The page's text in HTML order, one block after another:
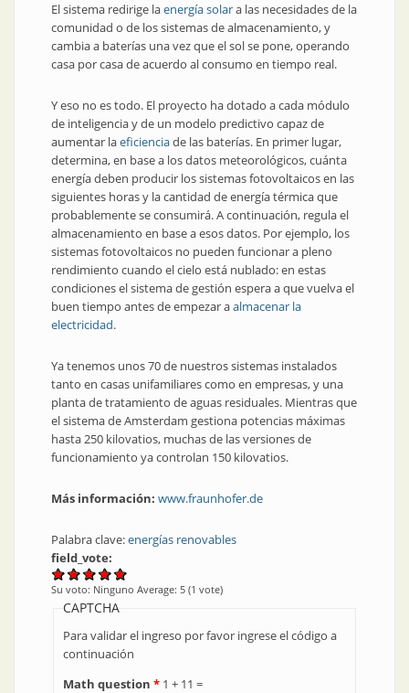
El sistema redirige laenergía solara las necesidades de la
comunidad o de los sistemas de almacenamiento, y
cambia a baterías una vez que el sol se pone, operando
casa por casa de acuerdo al consumo en tiempo real.
Y eso no es todo. El proyecto ha dotado a cada módulo
de inteligencia y de un modelo predictivo capaz de
aumentar laeficienciade las baterías. En primer lugar,
determina, en base a los datos meteorológicos, cuánta
energía deben producir los sistemas fotovoltaicos en las
siguientes horas y la cantidad de energía térmica que
probablemente se consumirá. A continuación, regula el
almacenamiento en base a esos datos. Por ejemplo, los
sistemas fotovoltaicos no pueden funcionar a pleno
rendimiento cuando el cielo está nublado: en estas
condiciones el sistema de gestión espera a que vuelva el
buen tiempo antes de empezar aalmacenar la
electricidad.
Ya tenemos unos 70 de nuestros sistemas instalados
tanto en casas unifamiliares como en empresas, y una
planta de tratamiento de aguas residuales. Mientras que
el sistema de Amsterdam gestiona potencias máximas
hasta 250 kilovatios, muchas de las versiones de
funcionamiento ya controlan 150 kilovatios.
Más información: www.fraunhofer.de
Palabra clave:energías renovables
field_vote:
Su voto: Ninguno Average: 5 (1 vote)
CAPTCHA
Para validar el ingreso por favor ingrese el código a
continuación
Math question * 1 + 11 =